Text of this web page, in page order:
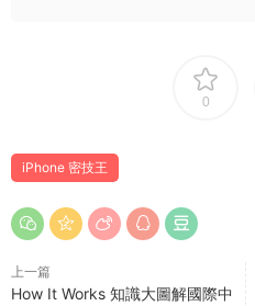
0
iPhone 密技王
上一篇
How It Works 知識大圖解國際中